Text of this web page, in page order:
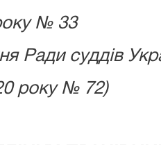
№ 33
Ради суддів
року № 72)